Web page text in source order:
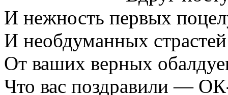
И нежность первых
И необдуманных страстей
От ваших верных
Что вас поздравили —